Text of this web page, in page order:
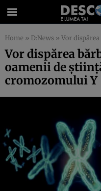
Home » D:News » Vor dispărea
Vor dispărea
oamenii de
cromozomului Y